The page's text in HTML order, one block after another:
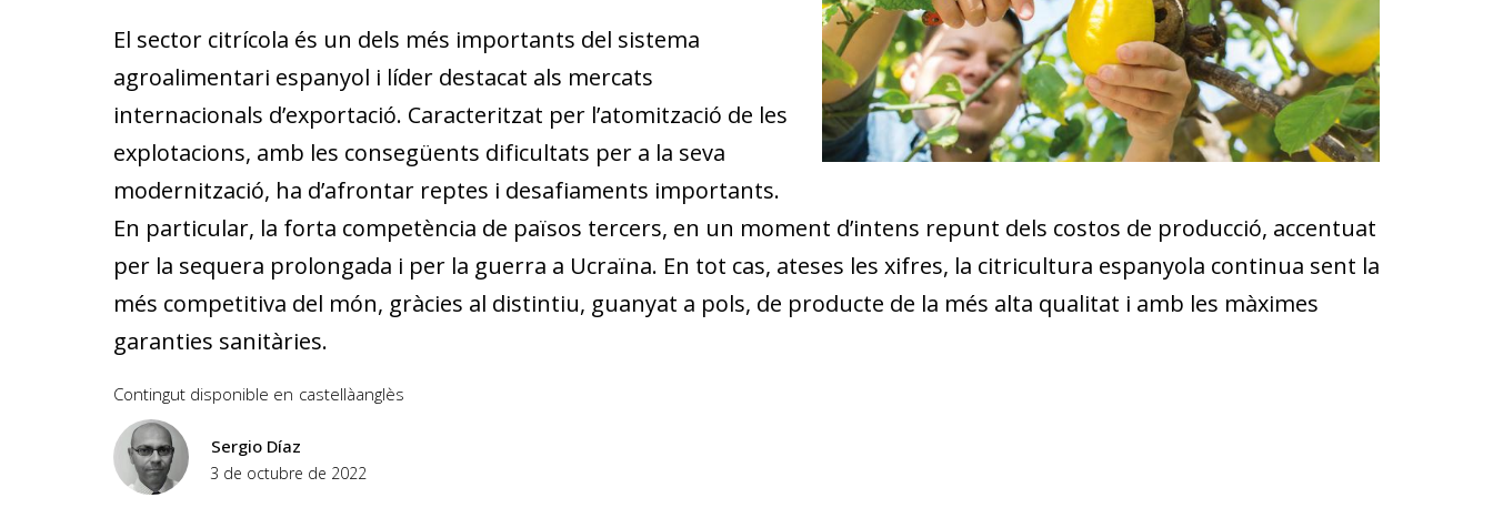
El sector citrícola és un dels més importants del sistema
agroalimentari espanyol i líder destacat als mercats
internacionals d’exportació. Carac­­teritzat per l’atomització de les
explotacions, amb les consegüents dificultats per a la seva
modernització, ha d’afrontar reptes i desafiaments importants.
En particular, la forta competència de països tercers, en un moment d’intens repunt dels costos de producció, accentuat
per la sequera prolongada i per la guerra a Ucraïna. En tot cas, ateses les xifres, la citricultura espanyola continua sent la
més competitiva del món, gràcies al distintiu, guanyat a pols, de producte de la més alta qualitat i amb les màximes
garanties sanitàries.
Contingut disponible en castellàanglès
Sergio Díaz
3 de octubre de 2022